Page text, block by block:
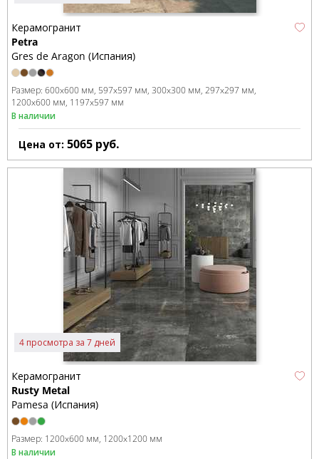
Керамогранит
Petra
Gres de Aragon (Испания)
Размер: 600x600 мм 597x597 мм 300x300 мм 297x297 мм
1200x600 мм 1197x597 мм
В наличии
Цена от: 5065 руб.
4 просмотра за 7 дней
Керамогранит
Rusty Metal
Pamesa (Испания)
Размер: 1200x600 мм 1200x1200 мм
В наличии